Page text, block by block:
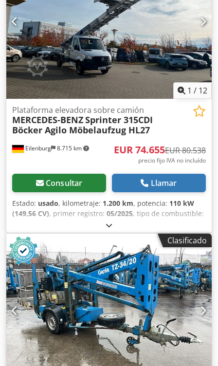
1 / 12
Eilenburg 8.715 km
Plataforma elevadora sobre camión
MERCEDES-BENZSprinter 315CDI
Böcker Agilo Möbelaufzug HL27
EUR 74.655EUR 80.538
precio fijo IVA no incluído
Consultar Llamar
Estado: usado, kilometraje: 1.200 km, potencia: 110 kW
(149,56 CV), primer registro: 05/2025, tipo de combustible:
, próxima inspección (TÜV):
05/2027, color:blanco, tipo de engranaje:mecánico, clase
de emisión:
, número de asientos: 2 , longitud total:
6.250 mm, ancho total:2.000 mm, altura total:3.150 mm,
Año de fabricación:2025, Equipamiento: ABS, Programa
electrónico de estabilidad (ESP), aire acondicionado,
cierre centralizado, elevador trasero, filtro de hollín,
grúa, 0567. GW25N336771, Montacargas para muebles
Böcker Agilo 27/1-6 LH, paquete de raíles guía, tracción
auxiliar, carro de muebles, ruedas telescópicas de
cabecera, plataforma Maxi para muebles, superficie de
carga cerrada, control eléctrico, montaje adicional de
soportes extensibles delanteros, tabla protectora de
fachada, bloqueo hidráulico, cámara de marcha atrás,
Clasificado